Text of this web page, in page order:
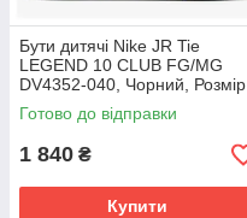
Бути дитячі Nike JR Tie
LEGEND 10 CLUB FG/MG
DV4352-040, Чорний, Розмір
(EU) - 38.5
Готово до відправки
1 840 ₴
Купити